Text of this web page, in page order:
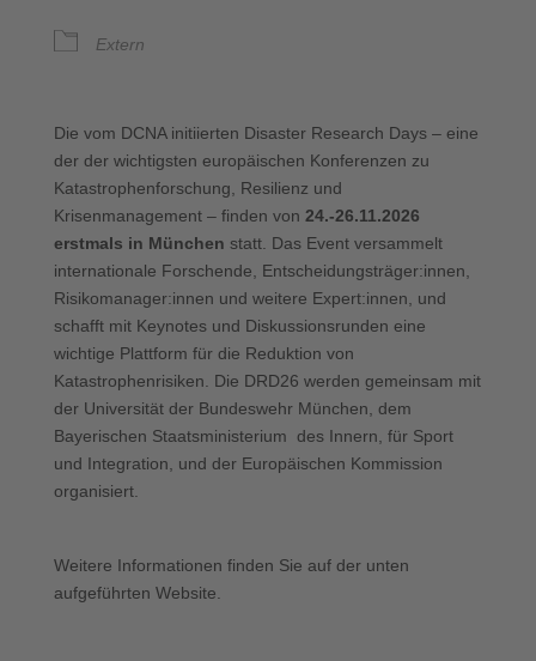
Extern
Die vom DCNA initiierten Disaster Research Days – eine
der der wichtigsten europäischen Konferenzen zu
Katastrophenforschung, Resilienz und
Krisenmanagement – finden von 24.-26.11.2026
erstmals in München statt. Das Event versammelt
internationale Forschende, Entscheidungsträger:innen,
Risikomanager:innen und weitere Expert:innen, und
schafft mit Keynotes und Diskussionsrunden eine
wichtige Plattform für die Reduktion von
Katastrophenrisiken. Die DRD26 werden gemeinsam mit
der Universität der Bundeswehr München, dem
Bayerischen Staatsministerium des Innern, für Sport
und Integration, und der Europäischen Kommission
organisiert.
Weitere Informationen finden Sie auf der unten
aufgeführten Website.